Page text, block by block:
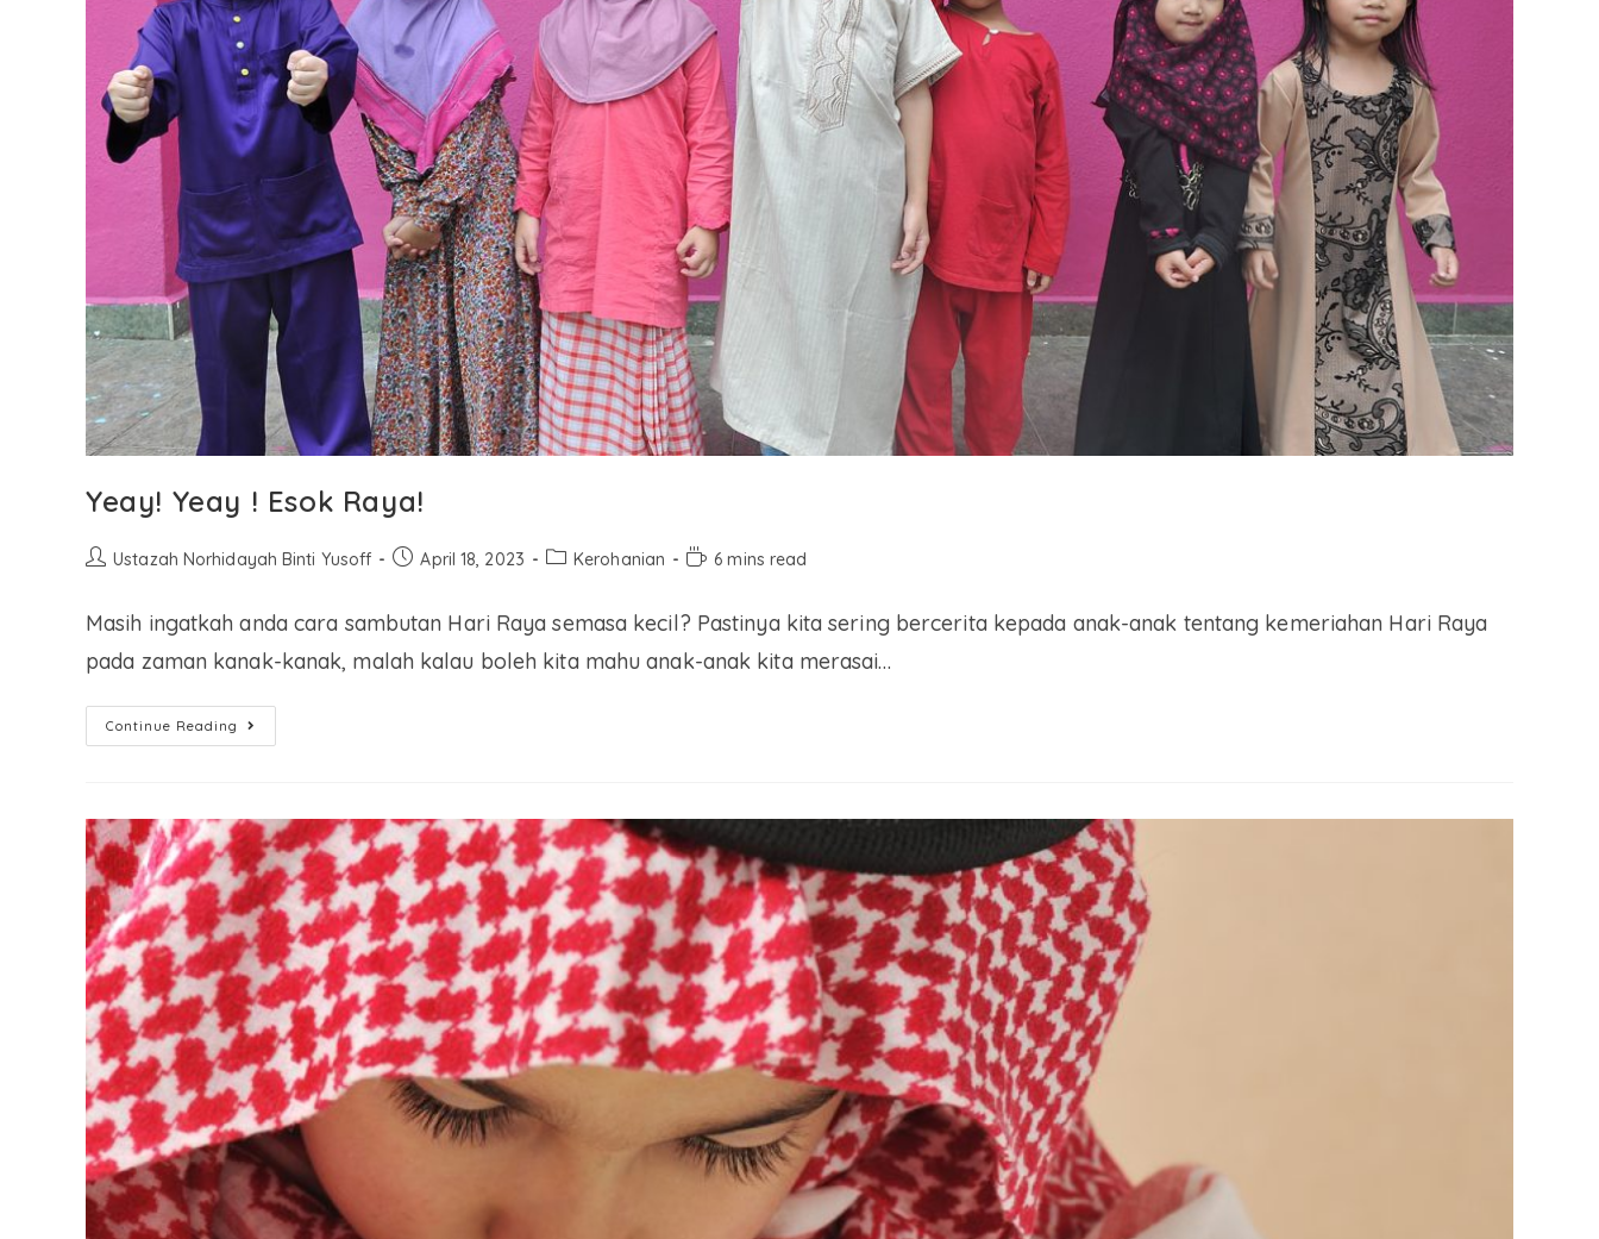
Yeay! Yeay ! Esok Raya!
Ustazah Norhidayah Binti Yusoff April 18, 2023 Kerohanian 6 mins read
Masih ingatkah anda cara sambutan Hari Raya semasa kecil? Pastinya kita sering bercerita kepada anak-anak tentang kemeriahan Hari Raya
pada zaman kanak-kanak, malah kalau boleh kita mahu anak-anak kita merasai…
Continue Reading